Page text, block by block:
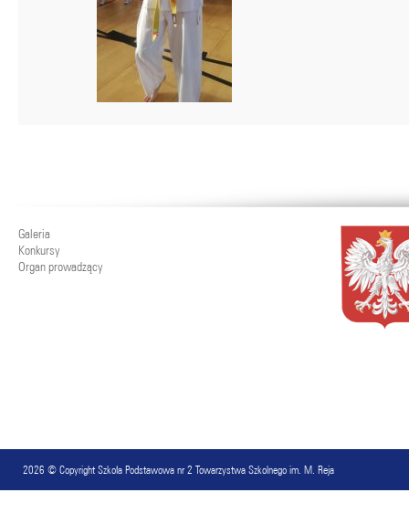
Galeria
Konkursy
Organ prowadzący
2026 © Copyright Szkoła Podstawowa nr 2 Towarzystwa Szkolnego im. M. Reja